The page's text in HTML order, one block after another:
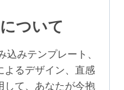
ついて
込みテンプレート、
よるデザイン、直感
して、あなたが今抱